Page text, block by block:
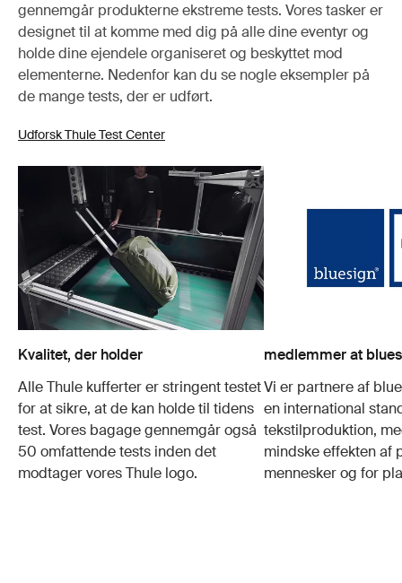
gennemgår produkterne ekstreme tests. Vores tasker er
designet til at komme med dig på alle dine eventyr og
holde dine ejendele organiseret og beskyttet mod
elementerne. Nedenfor kan du se nogle eksempler på
de mange tests, der er udført.
Udforsk Thule Test Center
Kvalitet, der holder
Alle Thule kufferter er stringent testet
for at sikre, at de kan holde til tidens
test. Vores bagage gennemgår også
50 omfattende tests inden det
modtager vores Thule logo.
medlemmer at
Vi er partnere af
en international
tekstilproduktion,
mindske effekten af
mennesker og for